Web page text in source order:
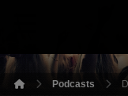
Podcasts